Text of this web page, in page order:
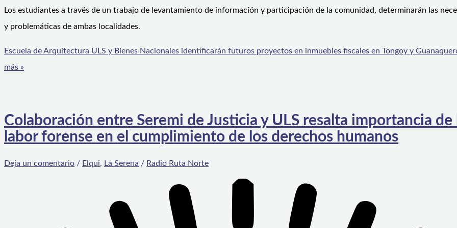
Los estudiantes a través de un trabajo de levantamiento de información y participación de la comunidad, determinarán las
y problemáticas de ambas localidades.
Escuela de Arquitectura ULS y Bienes Nacionales identificarán futuros proyectos en inmuebles fiscales en Tongoy y
más »
Colaboración entre Seremi de Justicia y ULS resalta importancia de
labor forense en el cumplimiento de los derechos humanos
Deja un comentario / Elqui, La Serena / Radio Ruta Norte